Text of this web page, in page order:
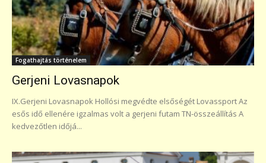
Fogathajtás történelem
Gerjeni Lovasnapok
IX.Gerjeni Lovasnapok Hollósi megvédte elsőségét Lovassport Az
esős idő ellenére igzalmas volt a gerjeni futam TN-összeállítás A
kedvezőtlen időjá...